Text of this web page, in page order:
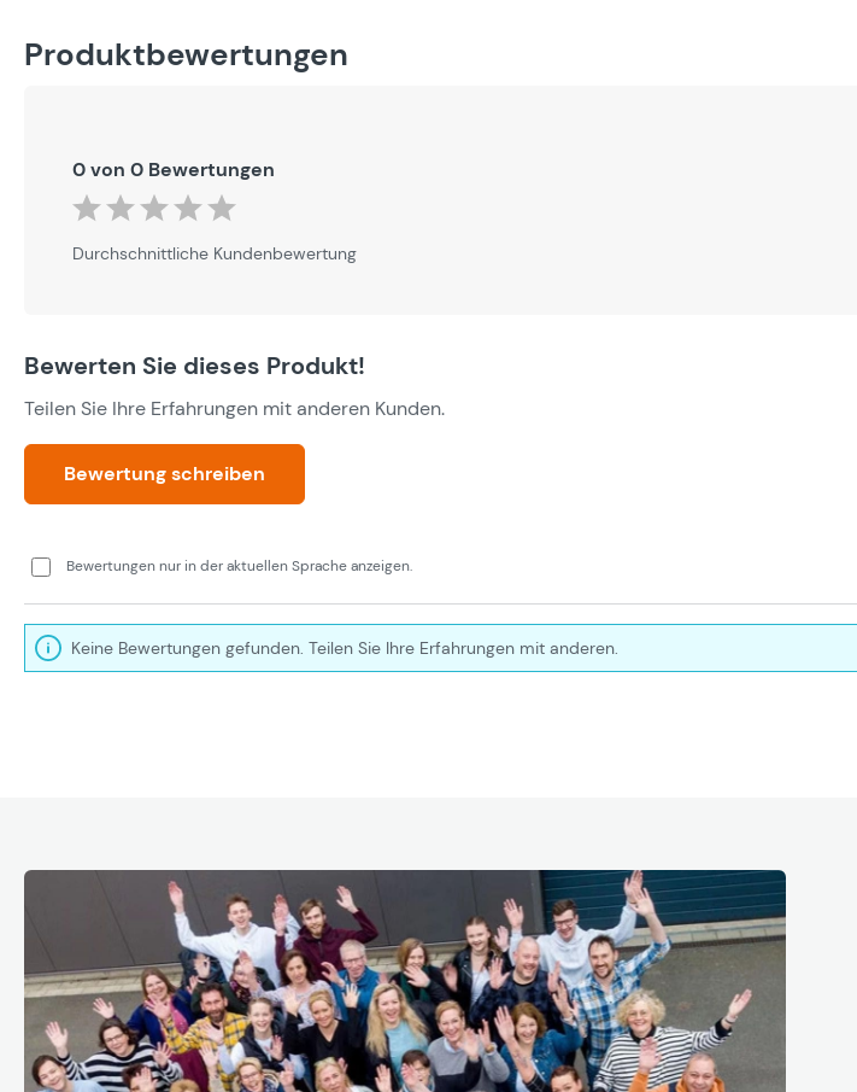
Produktbewertungen
0 von 0 Bewertungen
Durchschnittliche Bewertung von 0 von 5 Sternen
Durchschnittliche Kundenbewertung
Bewerten Sie dieses Produkt!
Teilen Sie Ihre Erfahrungen mit anderen Kunden.
Bewertung schreiben
Bewertungen nur in der aktuellen Sprache anzeigen.
Keine Bewertungen gefunden. Teilen Sie Ihre Erfahrungen mit anderen.